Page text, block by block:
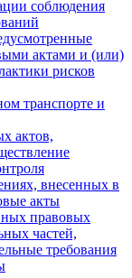
соблюдения
актами и (или)
рисков
транспорте и
актов,
внесенных в
акты
правовых
частей,
требования